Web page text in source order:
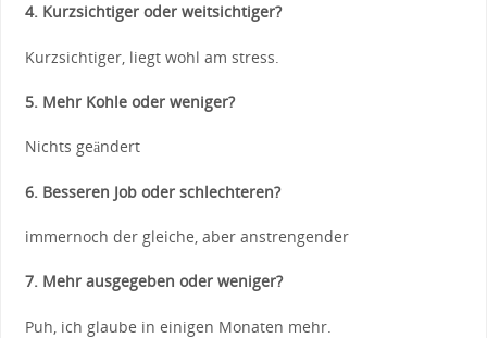
4. Kurzsichtiger oder weitsichtiger?
Kurzsichtiger, liegt wohl am stress.
5. Mehr Kohle oder weniger?
Nichts geändert
6. Besseren Job oder schlechteren?
immernoch der gleiche, aber anstrengender
7. Mehr ausgegeben oder weniger?
Puh, ich glaube in einigen Monaten mehr.